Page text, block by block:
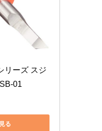
リーズ スジ
01
る